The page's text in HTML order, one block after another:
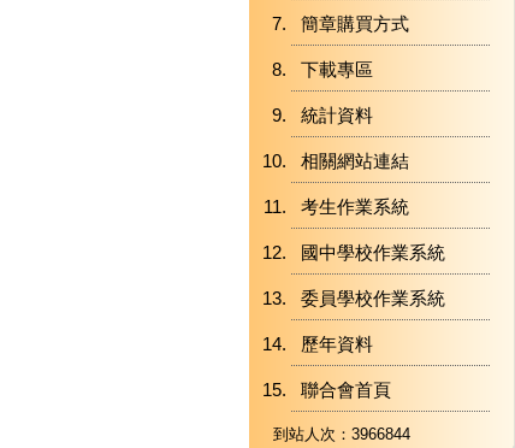
簡章購買方式
下載專區
統計資料
相關網站連結
考生作業系統
國中學校作業系統
委員學校作業系統
歷年資料
聯合會首頁
到站人次：3966844